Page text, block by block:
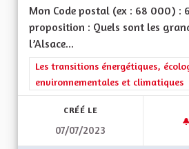
Mon Code postal (ex : 68 000) :
proposition : Quels sont les
l’Alsace...
Filtrer les résultats de la
Les transitions énergétiques,
environnementales et climatiques
CRÉÉ LE
07/07/2023